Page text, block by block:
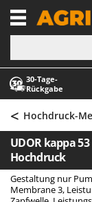
30‑Tage-
Rückgabe
-1
A
Akku
Akku
Akku-
A
ABAC
AgriEuro
AgriEuro
AGT
Aima
Airmec
< Hochdruck-
UDOR kappa
Hochdruck
Gestaltung nur
Membrane 3,